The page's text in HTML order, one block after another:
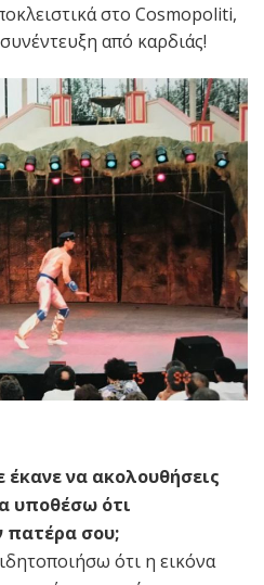
στο Cosmopoliti,
από καρδιάς!
έκανε να ακολουθήσεις
υποθέσω ότι
πατέρα σου;
ότι η εικόνα